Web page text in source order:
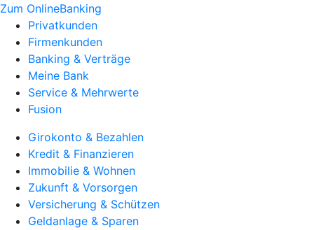
Zum OnlineBanking
Privatkunden
Firmenkunden
Banking & Verträge
Meine Bank
Service & Mehrwerte
Fusion
Girokonto & Bezahlen
Kredit & Finanzieren
Immobilie & Wohnen
Zukunft & Vorsorgen
Versicherung & Schützen
Geldanlage & Sparen